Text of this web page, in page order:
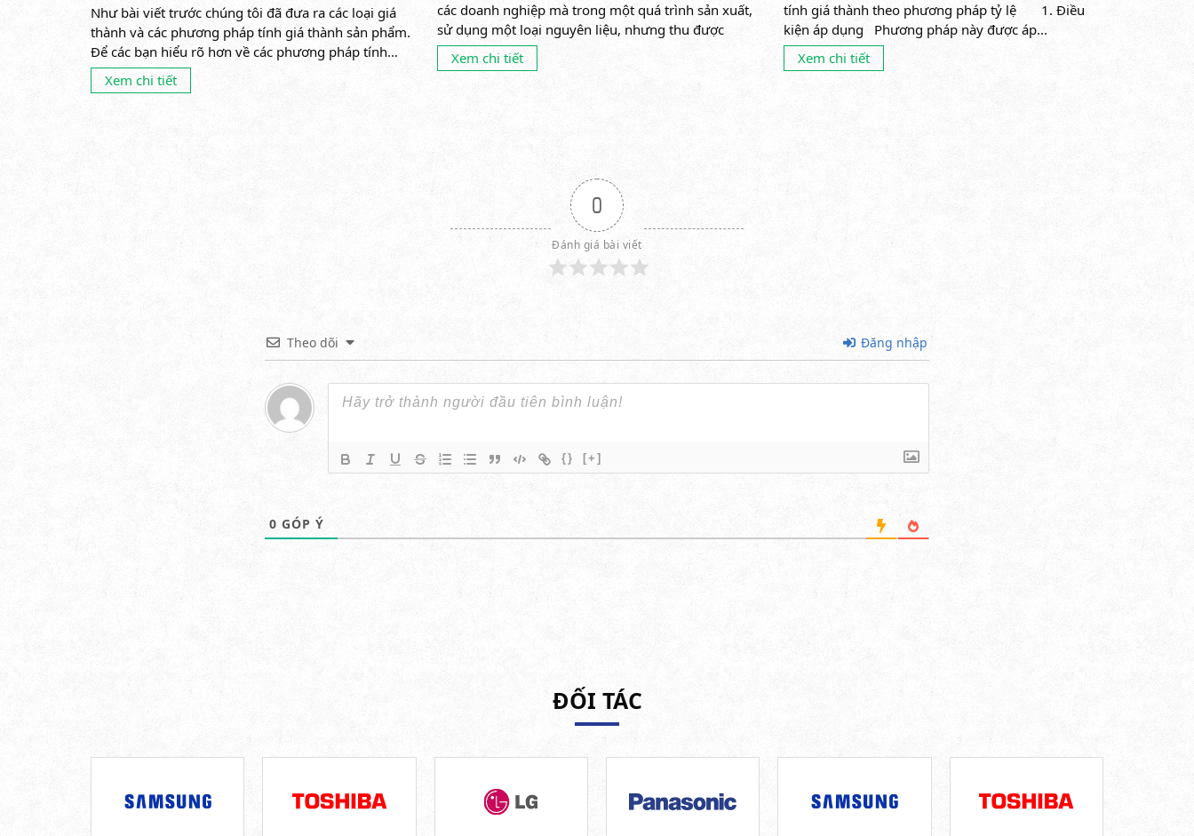
Như bài viết trước chúng tôi đã đưa ra các loại giá
thành và các phương pháp tính giá thành sản phẩm.
Để các bạn hiểu rõ hơn về các phương pháp tính...
Xem chi tiết
các doanh nghiệp mà trong một quá trình sản xuất,
sử dụng một loại nguyên liệu, nhưng thu được
nhiều sản phẩm...
Xem chi tiết
tính giá thành theo phương pháp tỷ lệ 1. Điều
kiện áp dụng Phương pháp này được áp...
Xem chi tiết
0
Đánh giá bài viết
Theo dõi Đăng nhập
{} [+]
0 GÓP Ý
ĐỐI TÁC